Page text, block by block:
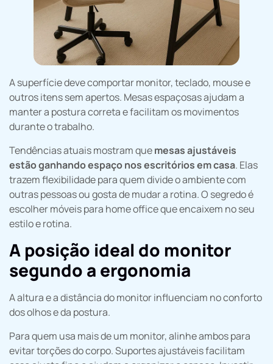
A superfície deve comportar monitor, teclado, mouse e
outros itens sem apertos. Mesas espaçosas ajudam a
manter a postura correta e facilitam os movimentos
durante o trabalho.
Tendências atuais mostram quemesas ajustáveis
estão ganhando espaço nos escritórios em casa. Elas
trazem flexibilidade para quem divide o ambiente com
outras pessoas ou gosta de mudar a rotina. O segredo é
escolher móveis para home office que encaixem no seu
estilo e rotina.
A posição ideal do monitor
segundo a ergonomia
A altura e a distância do monitor influenciam no conforto
dos olhos e da postura.
Para quem usa mais de um monitor, alinhe ambos para
evitar torções do corpo. Suportes ajustáveis facilitam